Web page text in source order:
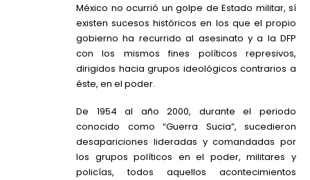
México no ocurrió un golpe de Estado militar, sí
existen sucesos históricos en los que el propio
gobierno ha recurrido al asesinato y a la DFP
con los mismos fines políticos represivos,
dirigidos hacia grupos ideológicos contrarios a
éste, en el poder.
De 1954 al año 2000, durante el periodo
conocido como “Guerra Sucia”, sucedieron
desapariciones lideradas y comandadas por
los grupos políticos en el poder, militares y
policías, todos aquellos acontecimientos